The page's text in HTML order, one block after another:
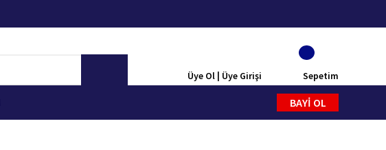
Üye Ol | Üye Girişi Sepetim
BAYİ OL